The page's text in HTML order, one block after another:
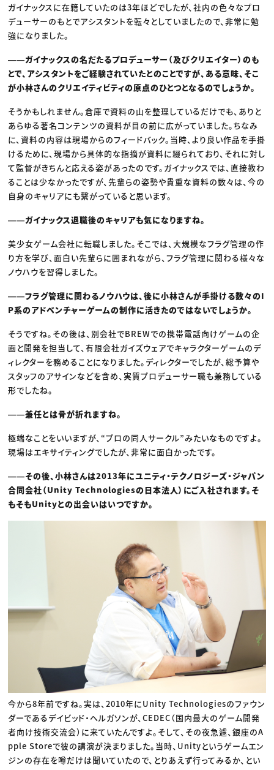
ガイナックスに在籍していたのは3年ほどでしたが、社内の色々なプロ
デューサーのもとでアシスタントを転々としていましたので、非常に勉
強になりました。
――ガイナックスの名だたるプロデューサー（及びクリエイター）のも
とで、アシスタントをご経験されていたとのことですが、ある意味、そこ
が小林さんのクリエイティビティの原点のひとつとなるのでしょうか。
そうかもしれません。倉庫で資料の山を整理しているだけでも、ありと
あらゆる著名コンテンツの資料が目の前に広がっていました。ちなみ
に、資料の内容は現場からのフィードバック。当時、より良い作品を手掛
けるために、現場から具体的な指摘が資料に綴られており、それに対し
て監督がきちんと応える姿があったのです。ガイナックスでは、直接教わ
ることは少なかったですが、先輩らの姿勢や貴重な資料の数々は、今の
自身のキャリアにも繋がっていると思います。
――ガイナックス退職後のキャリアも気になりますね。
美少女ゲーム会社に転職しました。そこでは、大規模なフラグ管理の作
り方を学び、面白い先輩らに囲まれながら、フラグ管理に関わる様々な
ノウハウを習得しました。
――フラグ管理に関わるノウハウは、後に小林さんが手掛ける数々のI
P系のアドベンチャーゲームの制作に活きたのではないでしょうか。
そうですね。その後は、別会社でBREWでの携帯電話向けゲームの企
画と開発を担当して、有限会社ガイズウェアでキャラクターゲームのデ
ィレクターを務めることになりました。ディレクターでしたが、総予算や
スタッフのアサインなどを含め、実質プロデューサー職も兼務している
形でしたね。
――兼任とは骨が折れますね。
極端なことをいいますが、“プロの同人サークル”みたいなものですよ。
現場はエキサイティングでしたが、非常に面白かったです。
――その後、小林さんは2013年にユニティ・テクノロジーズ・ジャパン
合同会社（Unity Technologiesの日本法人）にご入社されます。そ
もそもUnityとの出会いはいつですか。
今から8年前ですね。実は、2010年にUnity Technologiesのファウン
ダーであるデイビッド・ヘルガソンが、CEDEC（国内最大のゲーム開発
者向け技術交流会）に来ていたんですよ。そして、その夜急遽、銀座のA
pple Storeで彼の講演が決まりました。当時、Unityというゲームエン
ジンの存在を噂だけは聞いていたので、とりあえず行ってみるか、とい